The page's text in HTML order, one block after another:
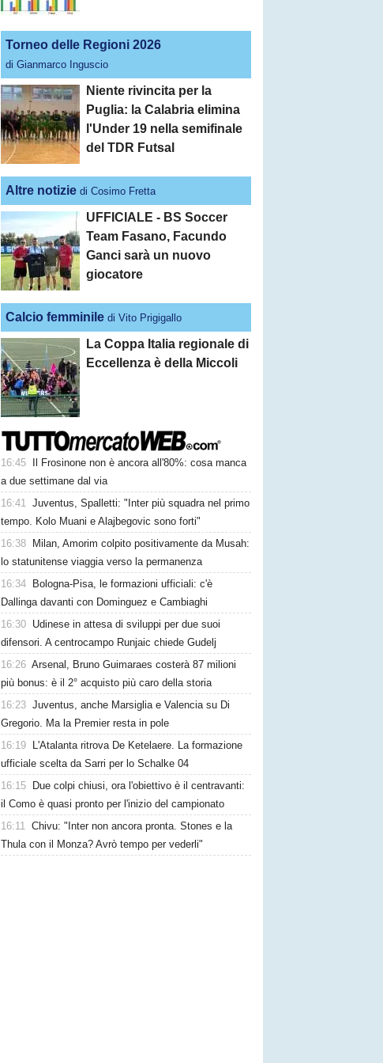
Torneo delle Regioni 2026
di Gianmarco Inguscio
Niente rivincita per la
Puglia: la Calabria elimina
l'Under 19 nella semifinale
del TDR Futsal
Altre notizie di Cosimo Fretta
UFFICIALE - BS Soccer
Team Fasano, Facundo
Ganci sarà un nuovo
giocatore
Calcio femminile di Vito Prigigallo
La Coppa Italia regionale di
Eccellenza è della Miccoli
16:45
Il Frosinone non è ancora all'80%: cosa manca
a due settimane dal via
16:41 Juventus, Spalletti: "Inter più squadra nel primo
tempo. Kolo Muani e Alajbegovic sono forti"
16:38
Milan, Amorim colpito positivamente da Musah:
lo statunitense viaggia verso la permanenza
16:34
Bologna-Pisa, le formazioni ufficiali: c'è
Dallinga davanti con Dominguez e Cambiaghi
16:30 Udinese in attesa di sviluppi per due suoi
difensori. A centrocampo Runjaic chiede Gudelj
16:26 Arsenal, Bruno Guimaraes costerà 87 milioni
più bonus: è il 2° acquisto più caro della storia
16:23 Juventus, anche Marsiglia e Valencia su Di
Gregorio. Ma la Premier resta in pole
16:19
L'Atalanta ritrova De Ketelaere. La formazione
ufficiale scelta da Sarri per lo Schalke 04
16:15
Due colpi chiusi, ora l'obiettivo è il centravanti:
il Como è quasi pronto per l'inizio del campionato
16:11 Chivu: "Inter non ancora pronta. Stones e la
Thula con il Monza? Avrò tempo per vederli"